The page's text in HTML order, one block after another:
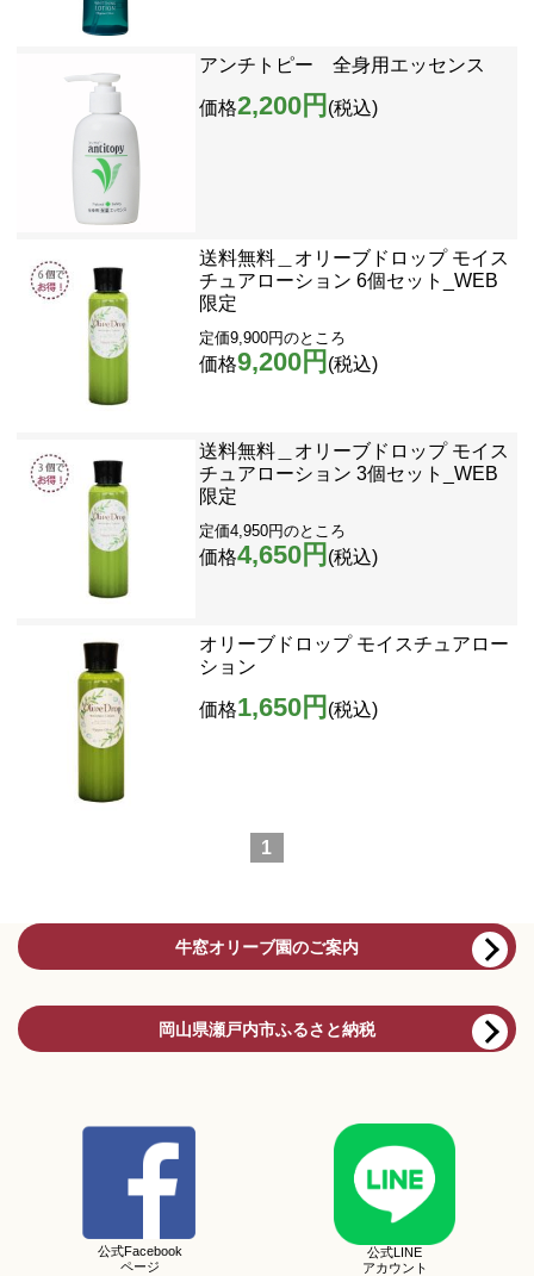
アンチトピー 全身用エッセンス
価格2,200円 (税込)
送料無料＿オリーブドロップ モイス
チュアローション 6個セット_WEB
限定
定価9,900円のところ
価格9,200円 (税込)
送料無料＿オリーブドロップ モイス
チュアローション 3個セット_WEB
限定
定価4,950円のところ
価格4,650円 (税込)
オリーブドロップ モイスチュアロー
ション
価格1,650円 (税込)
1
牛窓オリーブ園のご案内
岡山県瀬戸内市ふるさと納税
公式Facebook
ページ
公式LINE
アカウント